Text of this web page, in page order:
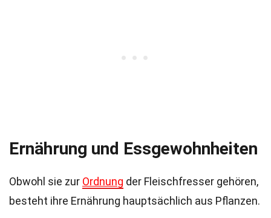
Ernährung und Essgewohnheiten
Obwohl sie zur Ordnung der Fleischfresser gehören,
besteht ihre Ernährung hauptsächlich aus Pflanzen.